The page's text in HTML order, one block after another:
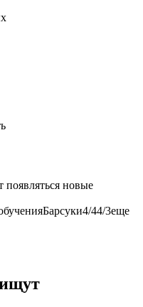
появляться новые
Барсуки4/44/3еще